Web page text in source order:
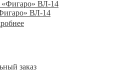
ВЛ-14
заказ